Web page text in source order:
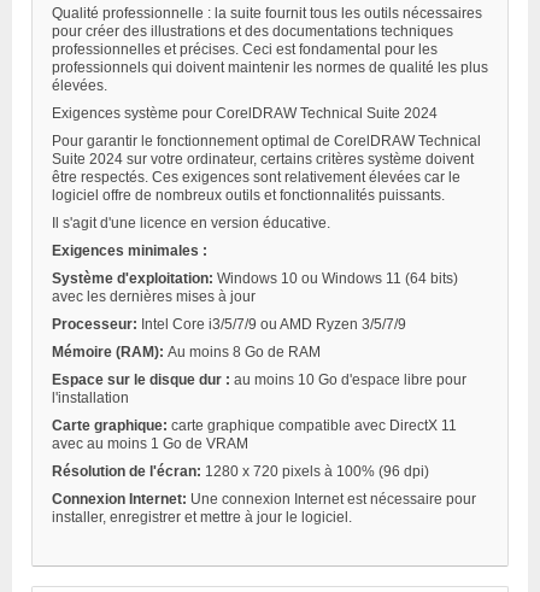
Qualité professionnelle : la suite fournit tous les outils nécessaires
pour créer des illustrations et des documentations techniques
professionnelles et précises. Ceci est fondamental pour les
professionnels qui doivent maintenir les normes de qualité les plus
élevées.
Exigences système pour CorelDRAW Technical Suite 2024
Pour garantir le fonctionnement optimal de CorelDRAW Technical
Suite 2024 sur votre ordinateur, certains critères système doivent
être respectés. Ces exigences sont relativement élevées car le
logiciel offre de nombreux outils et fonctionnalités puissants.
Il s'agit d'une licence en version éducative.
Exigences minimales :
Système d'exploitation: Windows 10 ou Windows 11 (64 bits)
avec les dernières mises à jour
Processeur: Intel Core i3/5/7/9 ou AMD Ryzen 3/5/7/9
Mémoire (RAM): Au moins 8 Go de RAM
Espace sur le disque dur : au moins 10 Go d'espace libre pour
l'installation
Carte graphique: carte graphique compatible avec DirectX 11
avec au moins 1 Go de VRAM
Résolution de l'écran: 1280 x 720 pixels à 100% (96 dpi)
Connexion Internet: Une connexion Internet est nécessaire pour
installer, enregistrer et mettre à jour le logiciel.